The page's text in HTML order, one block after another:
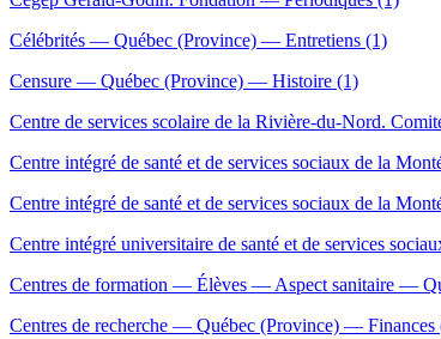
Célébrités — Québec (Province) — Entretiens (1)
Censure — Québec (Province) — Histoire (1)
Centre de services scolaire de la Rivière-du-Nord.
Centre intégré de santé et de services sociaux de la
Centre intégré de santé et de services sociaux de la
Centre intégré universitaire de santé et de services
Centres de formation — Élèves — Aspect sanitaire —
Centres de recherche — Québec (Province) — Finances